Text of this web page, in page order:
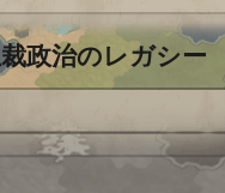
政治のレガシー